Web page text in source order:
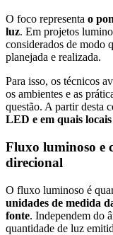
O foco representa o
luz. Em projetos
considerados de modo
planejada e realizada.
Para isso, os técnicos
os ambientes e as
questão. A partir desta
LED e em quais
Fluxo luminoso e
direcional
O fluxo luminoso é
unidades de medida
fonte. Independem do
quantidade de luz